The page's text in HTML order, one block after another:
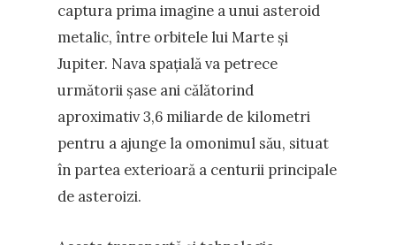
captura prima imagine a unui asteroid
metalic, între orbitele lui Marte și
Jupiter. Nava spațială va petrece
următorii șase ani călătorind
aproximativ 3,6 miliarde de kilometri
pentru a ajunge la omonimul său, situat
în partea exterioară a centurii principale
de asteroizi.